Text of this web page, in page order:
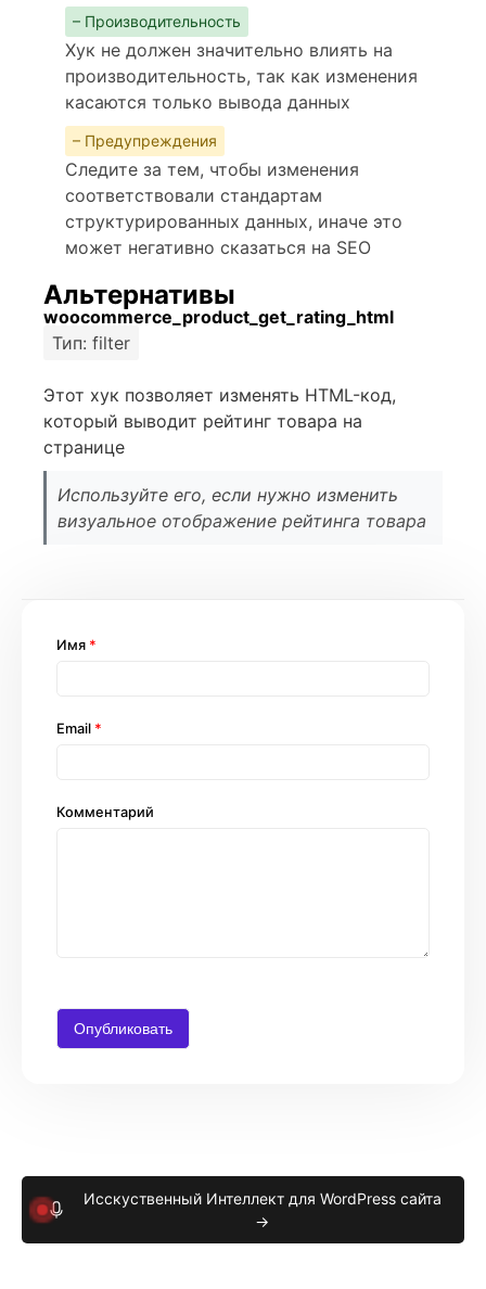
– Производительность
Хук не должен значительно влиять на
производительность, так как изменения
касаются только вывода данных
– Предупреждения
Следите за тем, чтобы изменения
соответствовали стандартам
структурированных данных, иначе это
может негативно сказаться на SEO
Альтернативы
woocommerce_product_get_rating_html
Тип: filter
Этот хук позволяет изменять HTML-код,
который выводит рейтинг товара на
странице
Используйте его, если нужно изменить
визуальное отображение рейтинга товара
Комментарий
Имя *
Email *
Исскуственный Интеллект для WordPress сайта
→